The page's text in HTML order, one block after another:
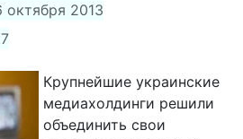
октября 2013
Крупнейшие украинские
медиахолдинги решили
объединить свои